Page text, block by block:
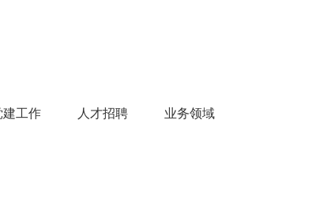
建工作 人才招聘 业务领域